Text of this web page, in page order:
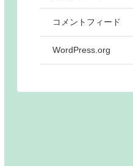
コメントフィード
WordPress.org